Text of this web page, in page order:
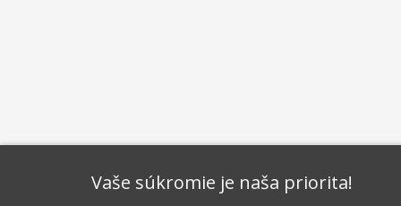
Vaše súkromie je naša priorita!